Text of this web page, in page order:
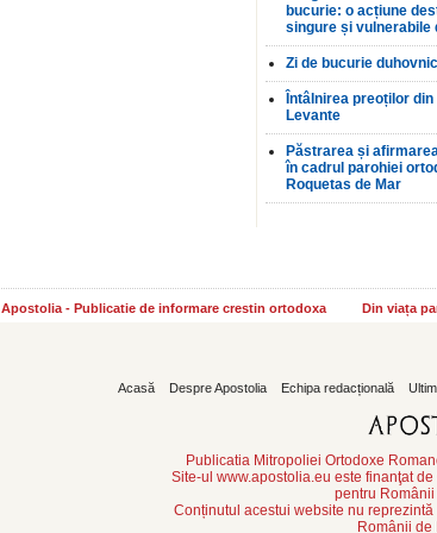
bucurie: o acțiune
singure și vulnerabile
Zi de bucurie
Întâlnirea preoților din
Levante
Păstrarea și
în cadrul parohiei
Roquetas de Mar
Apostolia - Publicatie de informare crestin ortodoxa Din viața
Acasă Despre Apostolia Echipa redacțională
Publicatia Mitropoliei Ortodoxe
Site-ul www.apostolia.eu este finanţat
pentru
Conținutul acestui website nu
Românii de